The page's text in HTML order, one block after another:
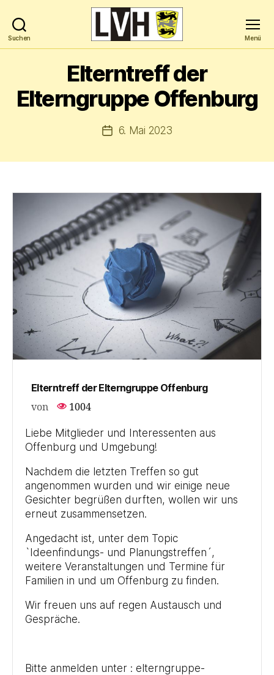
Suchen
Landesverband
Baden-
Württemberg
e.V.
Menü
Elterntreff der
Elterngruppe Offenburg
Veröffentlichungsdatum
6. Mai 2023
Elterntreff der Elterngruppe Offenburg
von
1004
Liebe Mitglieder und Interessenten aus
Offenburg und Umgebung!
Nachdem die letzten Treffen so gut
angenommen wurden und wir einige neue
Gesichter begrüßen durften, wollen wir uns
erneut zusammensetzen.
Angedacht ist, unter dem Topic
`Ideenfindungs- und Planungstreffen´,
weitere Veranstaltungen und Termine für
Familien in und um Offenburg zu finden.
Wir freuen uns auf regen Austausch und
Gespräche.
Bitte anmelden unter : elterngruppe-